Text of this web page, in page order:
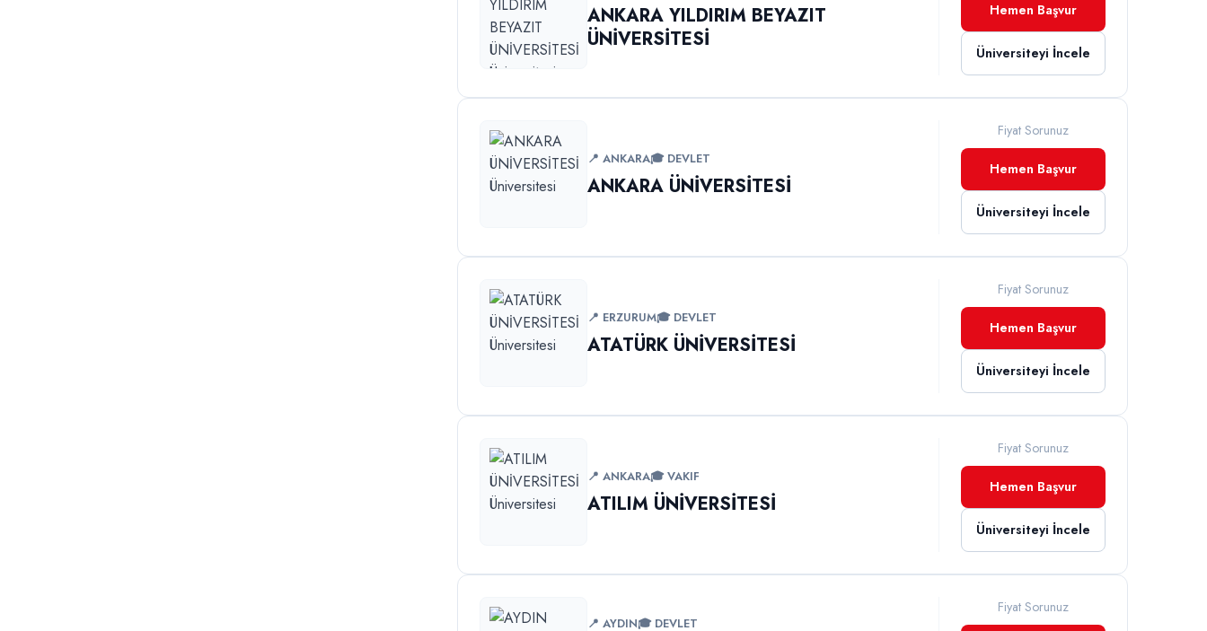
ANKARA YILDIRIM BEYAZIT
ÜNİVERSİTESİ
Hemen Başvur
Üniversiteyi İncele
📍 ANKARA🎓 DEVLET
ANKARA ÜNİVERSİTESİ
Fiyat Sorunuz
Hemen Başvur
Üniversiteyi İncele
📍 ERZURUM🎓 DEVLET
ATATÜRK ÜNİVERSİTESİ
Fiyat Sorunuz
Hemen Başvur
Üniversiteyi İncele
📍 ANKARA🎓 VAKIF
ATILIM ÜNİVERSİTESİ
Fiyat Sorunuz
Hemen Başvur
Üniversiteyi İncele
📍 AYDIN🎓 DEVLET
Fiyat Sorunuz